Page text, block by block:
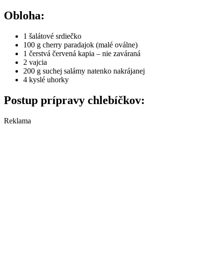
Obloha:
1 šalátové srdiečko
100 g cherry paradajok (malé oválne)
1 čerstvá červená kapia – nie zaváraná
2 vajcia
200 g suchej salámy natenko nakrájanej
4 kyslé uhorky
Postup prípravy chlebíčkov:
Reklama